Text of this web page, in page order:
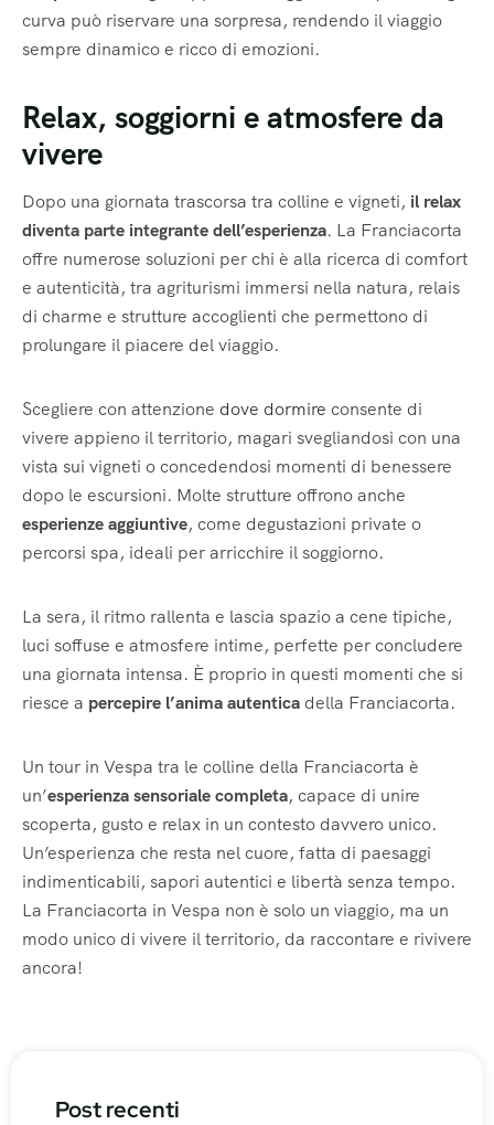
curva può riservare una sorpresa, rendendo il viaggio
sempre dinamico e ricco di emozioni.
Relax, soggiorni e atmosfere da
vivere
Dopo una giornata trascorsa tra colline e vigneti, il relax
diventa parte integrante dell’esperienza. La Franciacorta
offre numerose soluzioni per chi è alla ricerca di comfort
e autenticità, tra agriturismi immersi nella natura, relais
di charme e strutture accoglienti che permettono di
prolungare il piacere del viaggio.
Scegliere con attenzione dove dormire consente di
vivere appieno il territorio, magari svegliandosi con una
vista sui vigneti o concedendosi momenti di benessere
dopo le escursioni. Molte strutture offrono anche
esperienze aggiuntive, come degustazioni private o
percorsi spa, ideali per arricchire il soggiorno.
La sera, il ritmo rallenta e lascia spazio a cene tipiche,
luci soffuse e atmosfere intime, perfette per concludere
una giornata intensa. È proprio in questi momenti che si
riesce a percepire l’anima autentica della Franciacorta.
Un tour in Vespa tra le colline della Franciacorta è
un’esperienza sensoriale completa, capace di unire
scoperta, gusto e relax in un contesto davvero unico.
Un’esperienza che resta nel cuore, fatta di paesaggi
indimenticabili, sapori autentici e libertà senza tempo.
La Franciacorta in Vespa non è solo un viaggio, ma un
modo unico di vivere il territorio, da raccontare e rivivere
ancora!
Post recenti